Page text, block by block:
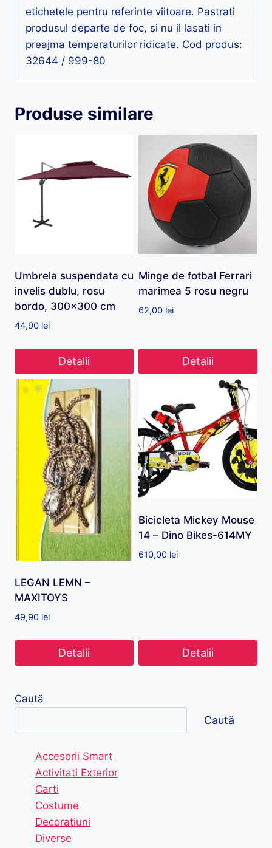
etichetele pentru referinte viitoare. Pastrati
produsul departe de foc, si nu il lasati in
preajma temperaturilor ridicate. Cod produs:
32644 / 999-80
Produse similare
Umbrela suspendata cu
invelis dublu, rosu
bordo, 300×300 cm
44,90 lei
Detalii
Minge de fotbal Ferrari
marimea 5 rosu negru
62,00 lei
Detalii
LEGAN LEMN –
MAXITOYS
49,90 lei
Detalii
Bicicleta Mickey Mouse
14 – Dino Bikes-614MY
610,00 lei
Detalii
Caută
Caută
Accesorii Smart
Activitati Exterior
Carti
Costume
Decoratiuni
Diverse